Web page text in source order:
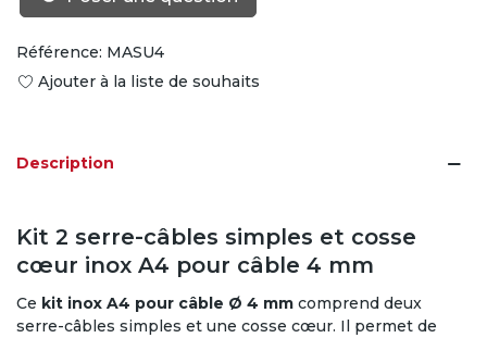
Référence: MASU4
Ajouter à la liste de souhaits
Description
Kit 2 serre-câbles simples et cosse
cœur inox A4 pour câble 4 mm
Ce kit inox A4 pour câble Ø 4 mm comprend deux
serre-câbles simples et une cosse cœur. Il permet de